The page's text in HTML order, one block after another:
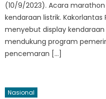
(10/9/2023). Acara
kendaraan listrik.
menyebut display
mendukung program
pencemaran […]
Nasional